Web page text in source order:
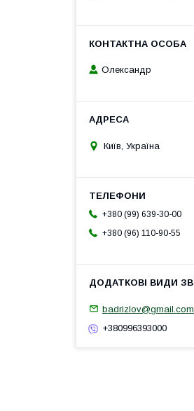
Олександр
Київ, Україна
+380 (99) 639-30-00
+380 (96) 110-90-55
badrizlov@gmail.com
+380996393000